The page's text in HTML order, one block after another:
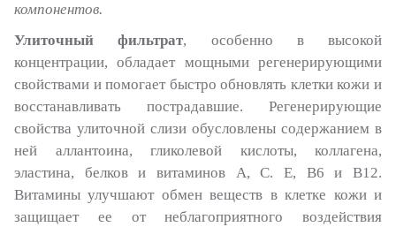
компонентов.
Улиточный фильтрат, особенно в высокой
концентрации, обладает мощными регенерирующими
свойствами и помогает быстро обновлять клетки кожи и
восстанавливать пострадавшие. Регенерирующие
свойства улиточной слизи обусловлены содержанием в
ней аллантоина, гликолевой кислоты, коллагена,
эластина, белков и витаминов А, С. Е, В6 и В12.
Витамины улучшают обмен веществ в клетке кожи и
защищает ее от неблагоприятного воздействия